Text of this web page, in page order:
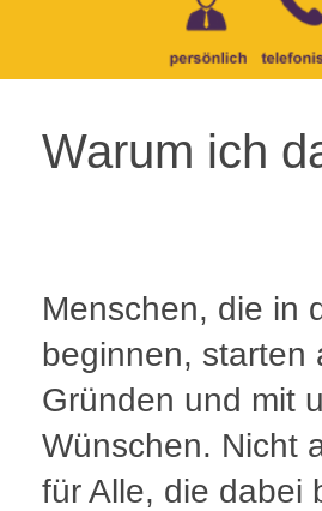
Warum ich
Menschen, die in
beginnen, starten
Gründen und mit
Wünschen. Nicht
für Alle, die dabei